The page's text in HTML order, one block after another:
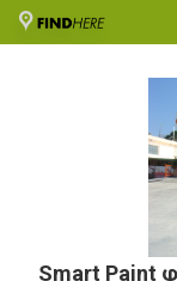
Smart Paint